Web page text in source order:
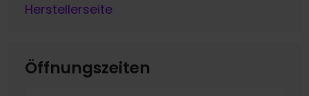
Herstellerseite
Öffnungszeiten